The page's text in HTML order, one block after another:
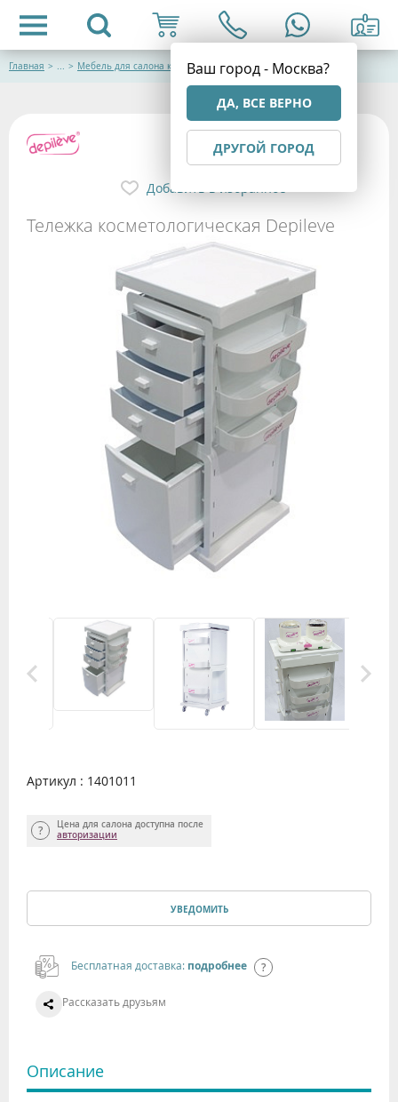
Ваш город - Москва?
ДА, ВСЕ ВЕРНО
ДРУГОЙ ГОРОД
Главная > ... > Мебель для салона красоты
Тележка косметологическая Depileve
Добавить в избранное
Артикул : 1401011
Цена для салона доступна после
авторизации
УВЕДОМИТЬ
Бесплатная доставка: подробнее
Рассказать друзьям
Описание